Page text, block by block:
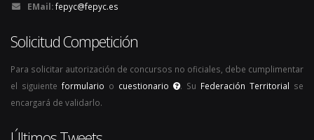
EMail:fepyc@fepyc.es
Solicitud Competición
Para solicitar autorización de concursos no oficiales, debe cumplimentar
el siguiente formulario o cuestionario . Su Federación Territorial se
encargará de validarlo.